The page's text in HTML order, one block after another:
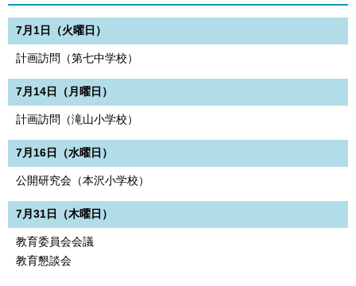
7月1日（火曜日）
計画訪問（第七中学校）
7月14日（月曜日）
計画訪問（滝山小学校）
7月16日（水曜日）
公開研究会（本沢小学校）
7月31日（木曜日）
教育委員会会議
教育懇談会